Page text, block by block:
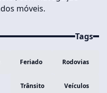
móveis.
Tags
Feriado Rodovias
Trânsito Veículos